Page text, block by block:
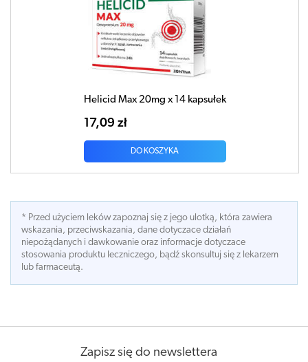
Helicid Max 20mg x 14 kapsułek
17,09 zł
DO KOSZYKA
* Przed użyciem leków zapoznaj się z jego ulotką, która zawiera
wskazania, przeciwskazania, dane dotyczace działań
niepożądanych i dawkowanie oraz informacje dotyczace
stosowania produktu leczniczego, bądź skonsultuj się z lekarzem
lub farmaceutą.
Zapisz się do newslettera